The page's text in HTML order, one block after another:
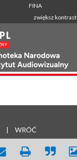
FINA
zwiększ kontrast
| WRÓĆ